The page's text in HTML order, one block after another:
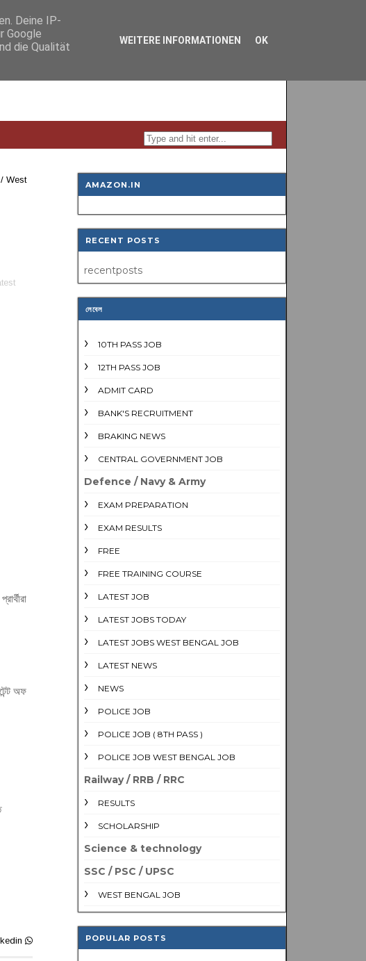
/ West
অফ
AMAZON.IN
RECENT POSTS
recentposts
লেবেল
10TH PASS JOB
12TH PASS JOB
ADMIT CARD
BANK'S RECRUITMENT
BRAKING NEWS
CENTRAL GOVERNMENT JOB
Defence / Navy & Army
EXAM PREPARATION
EXAM RESULTS
FREE
FREE TRAINING COURSE
LATEST JOB
LATEST JOBS TODAY
LATEST JOBS WEST BENGAL JOB
LATEST NEWS
NEWS
POLICE JOB
POLICE JOB ( 8TH PASS )
POLICE JOB WEST BENGAL JOB
Railway / RRB / RRC
RESULTS
SCHOLARSHIP
Science & technology
SSC / PSC / UPSC
WEST BENGAL JOB
POPULAR POSTS
Deine IP-
Google
die Qualität
WEITERE INFORMATIONEN OK